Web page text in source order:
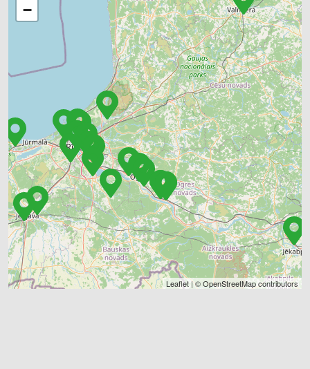
−
Leaflet| ©OpenStreetMapcontributors